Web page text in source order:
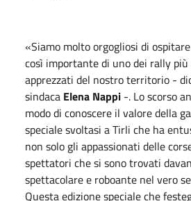
«Siamo molto orgogliosi di
così importante di uno dei rally
apprezzati del nostro territorio -
sindaca Elena Nappi -. Lo scorso
modo di conoscere il valore della
speciale svoltasi a Tirli che ha
non solo gli appassionati delle
spettatori che si sono trovati
spettacolare e roboante nel vero
Questa edizione speciale che